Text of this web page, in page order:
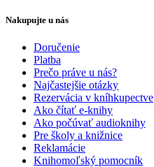
Nakupujte u nás
Doručenie
Platba
Prečo práve u nás?
Najčastejšie otázky
Rezervácia v kníhkupectve
Ako čítať e-knihy
Ako počúvať audioknihy
Pre školy a knižnice
Reklamácie
Knihomoľský pomocník